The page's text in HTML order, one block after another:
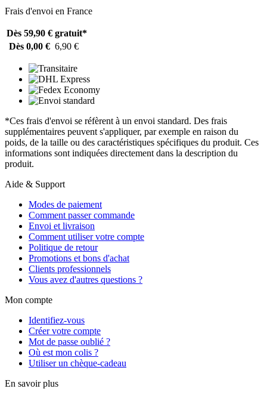
Frais d'envoi en France
Dès 59,90 € gratuit*
Dès 0,00 € 6,90 €
*Ces frais d'envoi se réfèrent à un envoi standard. Des frais
supplémentaires peuvent s'appliquer, par exemple en raison du
poids, de la taille ou des caractéristiques spécifiques du produit. Ces
informations sont indiquées directement dans la description du
produit.
Aide & Support
Modes de paiement
Comment passer commande
Envoi et livraison
Comment utiliser votre compte
Politique de retour
Promotions et bons d'achat
Clients professionnels
Vous avez d'autres questions ?
Mon compte
Identifiez-vous
Créer votre compte
Mot de passe oublié ?
Où est mon colis ?
Utiliser un chèque-cadeau
En savoir plus